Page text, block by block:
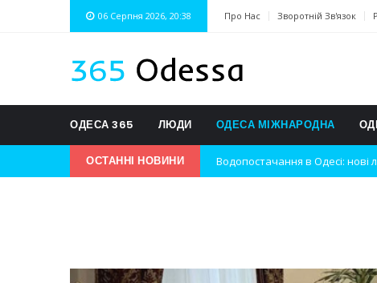
06 Серпня 2026, 20:38 Про Нас Зворотній Зв'язок
ОДЕСА 365 ЛЮДИ ОДЕСА МІЖНАРОДНА
ОСТАННІ НОВИНИ
Водопостачання в Одесі: нові
Нічна атака на Одесу:
Успіхи одеситів на